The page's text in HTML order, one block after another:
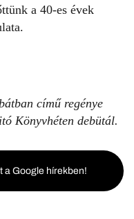
a 40-es évek
című regénye
Könyvhéten debütál.
a Google hírekben!